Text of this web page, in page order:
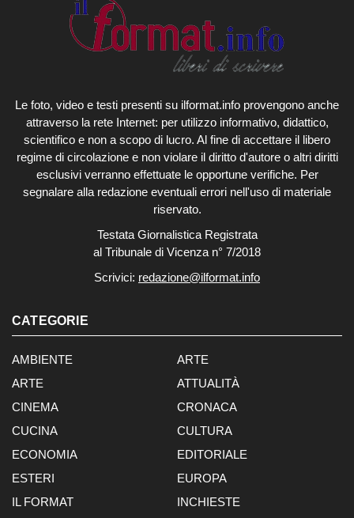
Le foto, video e testi presenti su ilformat.info provengono anche
attraverso la rete Internet: per utilizzo informativo, didattico,
scientifico e non a scopo di lucro. Al fine di accettare il libero
regime di circolazione e non violare il diritto d'autore o altri diritti
esclusivi verranno effettuate le opportune verifiche. Per
segnalare alla redazione eventuali errori nell'uso di materiale
riservato.
Testata Giornalistica Registrata
al Tribunale di Vicenza n° 7/2018
Scrivici: redazione@ilformat.info
CATEGORIE
AMBIENTE
ARTE
ARTE
ATTUALITÀ
CINEMA
CRONACA
CUCINA
CULTURA
ECONOMIA
EDITORIALE
ESTERI
EUROPA
IL FORMAT
INCHIESTE